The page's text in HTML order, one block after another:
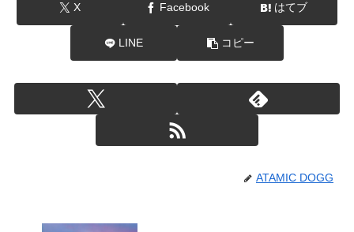
X Facebook はてブ
LINE コピー
ATAMIC DOGG